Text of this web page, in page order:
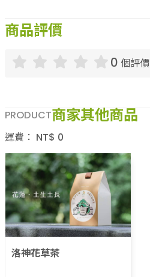
商品評價
0 個評價
PRODUCT商家其他商品
運費： NT$ 0
洛神花草茶